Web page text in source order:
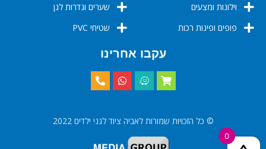
וילונות ומצעים
פופים ופינות רכות
שערים וגדרות לגן
שטיחי PVC
עקבו אחרינו
© כל הזכויות שמורות לאביה ציוד לגני ילדים 2022
0